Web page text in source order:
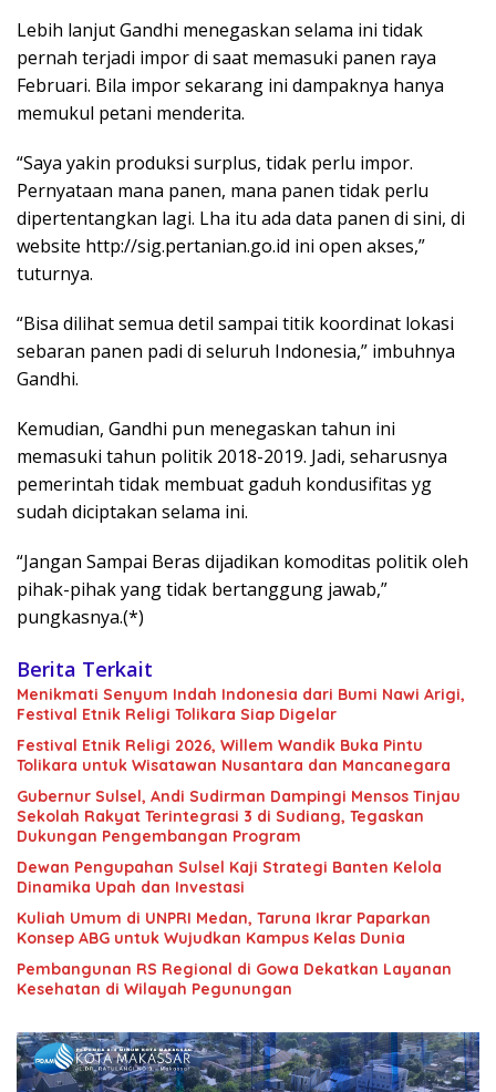
Lebih lanjut Gandhi menegaskan selama ini tidak
pernah terjadi impor di saat memasuki panen raya
Februari. Bila impor sekarang ini dampaknya hanya
memukul petani menderita.
“Saya yakin produksi surplus, tidak perlu impor.
Pernyataan mana panen, mana panen tidak perlu
dipertentangkan lagi. Lha itu ada data panen di sini, di
website http://sig.pertanian.go.id ini open akses,”
tuturnya.
“Bisa dilihat semua detil sampai titik koordinat lokasi
sebaran panen padi di seluruh Indonesia,” imbuhnya
Gandhi.
Kemudian, Gandhi pun menegaskan tahun ini
memasuki tahun politik 2018-2019. Jadi, seharusnya
pemerintah tidak membuat gaduh kondusifitas yg
sudah diciptakan selama ini.
“Jangan Sampai Beras dijadikan komoditas politik oleh
pihak-pihak yang tidak bertanggung jawab,”
pungkasnya.(*)
Berita Terkait
Menikmati Senyum Indah Indonesia dari Bumi Nawi Arigi,
Festival Etnik Religi Tolikara Siap Digelar
Festival Etnik Religi 2026, Willem Wandik Buka Pintu
Tolikara untuk Wisatawan Nusantara dan Mancanegara
Gubernur Sulsel, Andi Sudirman Dampingi Mensos Tinjau
Sekolah Rakyat Terintegrasi 3 di Sudiang, Tegaskan
Dukungan Pengembangan Program
Dewan Pengupahan Sulsel Kaji Strategi Banten Kelola
Dinamika Upah dan Investasi
Kuliah Umum di UNPRI Medan, Taruna Ikrar Paparkan
Konsep ABG untuk Wujudkan Kampus Kelas Dunia
Pembangunan RS Regional di Gowa Dekatkan Layanan
Kesehatan di Wilayah Pegunungan